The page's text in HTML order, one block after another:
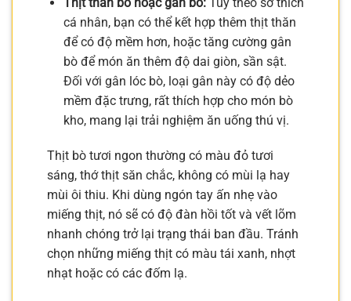
cá nhân, bạn có thể kết hợp thêm thịt thăn
để có độ mềm hơn, hoặc tăng cường gân
bò để món ăn thêm độ dai giòn, sần sật.
Đối với gân lóc bò, loại gân này có độ dẻo
mềm đặc trưng, rất thích hợp cho món bò
kho, mang lại trải nghiệm ăn uống thú vị.
Thịt bò tươi ngon thường có màu đỏ tươi
sáng, thớ thịt săn chắc, không có mùi lạ hay
mùi ôi thiu. Khi dùng ngón tay ấn nhẹ vào
miếng thịt, nó sẽ có độ đàn hồi tốt và vết lõm
nhanh chóng trở lại trạng thái ban đầu. Tránh
chọn những miếng thịt có màu tái xanh, nhợt
nhạt hoặc có các đốm lạ.